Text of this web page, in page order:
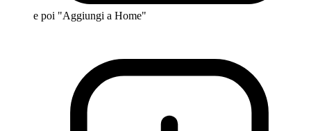
e poi "Aggiungi a Home"